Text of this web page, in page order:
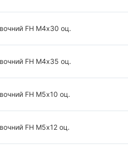
FH М4х30 оц.
FH М4х35 оц.
FH М5х10 оц.
FH М5х12 оц.